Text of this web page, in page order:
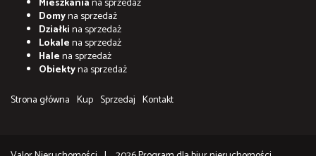
Domyna sprzedaż
Działkina sprzedaż
Lokalena sprzedaż
Halena sprzedaż
Obiektyna sprzedaż
Strona główna Kup Sprzedaj Kontakt